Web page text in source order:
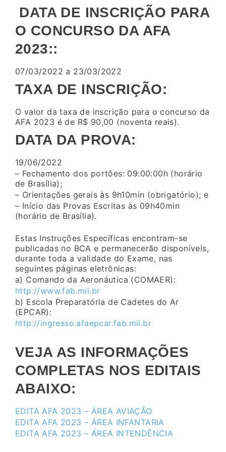
DATA DE INSCRIÇÃO PARA
O CONCURSO DA AFA
2023::
07/03/2022 a 23/03/2022
TAXA DE INSCRIÇÃO:
O valor da taxa de inscrição para o concurso da
AFA 2023 é de R$ 90,00 (noventa reais).
DATA DA PROVA:
19/06/2022
– Fechamento dos portões: 09:00:00h (horário
de Brasília);
– Orientações gerais às 9h10min (obrigatório); e
– Início das Provas Escritas às 09h40min
(horário de Brasília).
Estas Instruções Específicas encontram-se
publicadas no BCA e permanecerão disponíveis,
durante toda a validade do Exame, nas
seguintes páginas eletrônicas:
a) Comando da Aeronáutica (COMAER):
http://www.fab.mil.br
b) Escola Preparatória de Cadetes do Ar
(EPCAR):
http://ingresso.afaepcar.fab.mil.br
VEJA AS INFORMAÇÕES
COMPLETAS NOS EDITAIS
ABAIXO:
EDITA AFA 2023 – ÁREA AVIAÇÃO
EDITA AFA 2023 – ÁREA INFANTARIA
EDITA AFA 2023 – ÁREA INTENDÊNCIA